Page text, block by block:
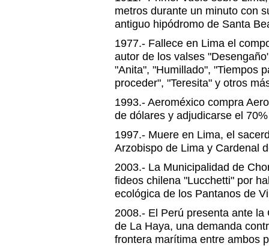
metros durante un minuto con
antiguo hipódromo de Santa
1977.- Fallece en Lima el
autor de los valses
"Anita", "Humillado", "Tiempos
proceder", "Teresita" y otros
1993.- Aeroméxico compra
de dólares y adjudicarse el
1997.- Muere en Lima, el
Arzobispo de Lima y Cardenal
2003.- La Municipalidad de
fideos chilena "Lucchetti" por
ecológica de los Pantanos de
2008.- El Perú presenta ante
de La Haya, una demanda
frontera marítima entre ambos